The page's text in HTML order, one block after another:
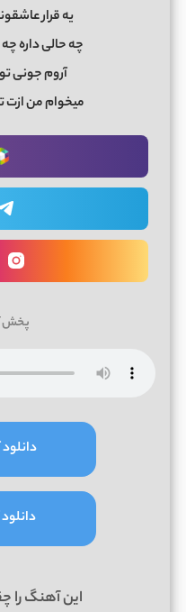
یه قرار
چه حالی داره
آروم جونی
میخوام من ازت
پخش
دانلود
این آهنگ را